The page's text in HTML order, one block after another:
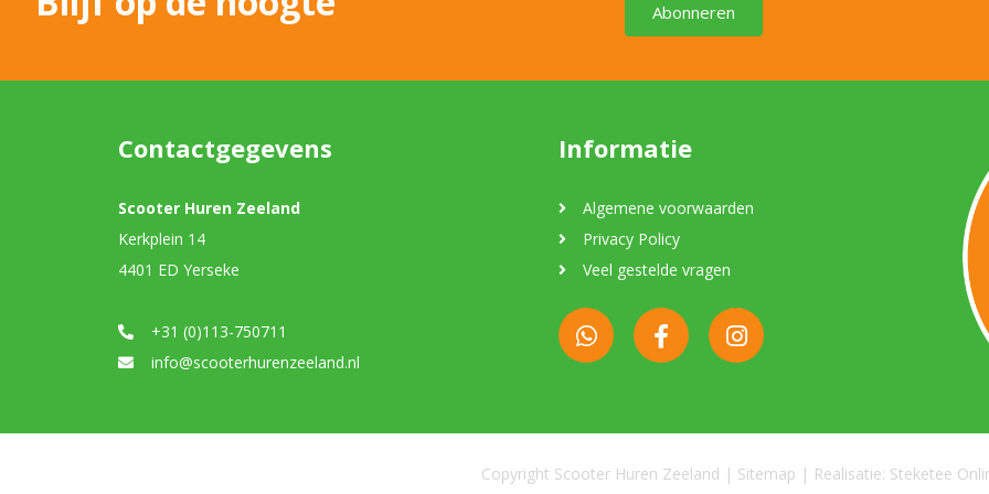
Abonneren
Contactgegevens
Scooter Huren Zeeland
Kerkplein 14
4401 ED Yerseke
+31 (0)113-750711
info@scooterhurenzeeland.nl
Informatie
Algemene voorwaarden
Privacy Policy
Veel gestelde vragen
Copyright Scooter Huren Zeeland | Sitemap | Realisatie: Steketee